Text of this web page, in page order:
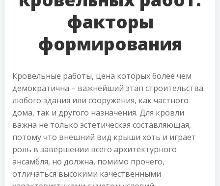
факторы
формирования
Кровельные работы, цена которых более чем
демократична – важнейший этап строительства
любого здания или сооружения, как частного
дома, так и другого назначения. Для кровли
важна не только эстетическая составляющая,
потому что внешний вид крыши хоть и играет
роль в завершении всего архитектурного
ансамбля, но должна, помимо прочего,
отличаться высокими качественными